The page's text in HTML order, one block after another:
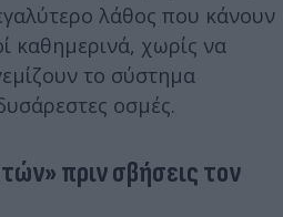
λάθος που κάνουν
καθημερινά, χωρίς να
το σύστημα
οσμές.
πριν σβήσεις τον